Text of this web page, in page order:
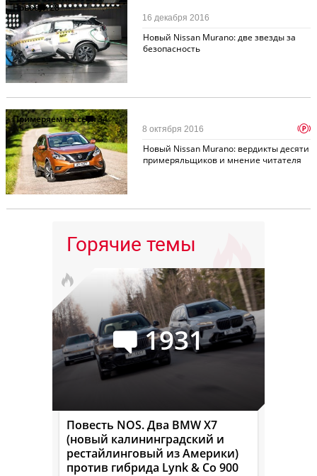
Новости28
Новый Nissan Murano: две звезды за
безопасность
16 декабря 2016
Примеряем на себя34
Новый Nissan Murano: вердикты десяти
примеряльщиков и мнение читателя
8 октября 2016 p
Горячие темы
1931
Повесть NOS. Два BMW X7
(новый калининградский и
рестайлинговый из Америки)
против гибрида Lynk & Co 900